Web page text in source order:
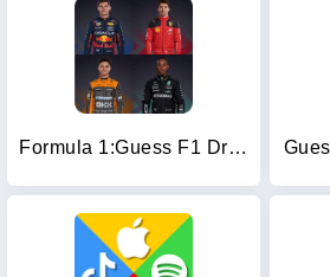
Formula 1:Guess F1 Driver Quiz